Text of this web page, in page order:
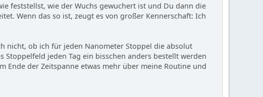
feststellst, wie der Wuchs gewuchert ist und Du dann die
Wenn das so ist, zeugt es von großer Kennerschaft: Ich
nicht, ob ich für jeden Nanometer Stoppel die absolut
jeden Tag ein bisschen anders bestellt werden
Ende der Zeitspanne etwas mehr über meine Routine und